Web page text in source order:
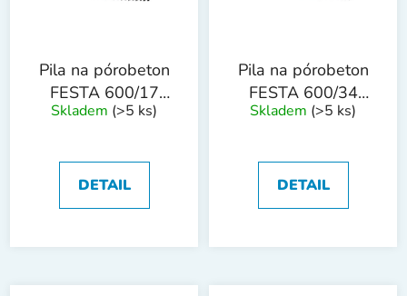
Pila na pórobeton
FESTA 600/17
dřevěná rukojeť
Skladem (>5 ks)
DETAIL
Pila na pórobeton
FESTA 600/34
dřevěná rukojeť
Skladem (>5 ks)
DETAIL